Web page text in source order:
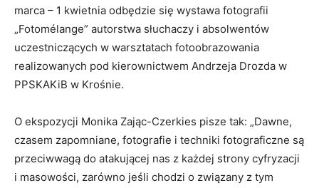
marca – 1 kwietnia odbędzie się wystawa fotografii
„Fotomélange” autorstwa słuchaczy i absolwentów
uczestniczących w warsztatach fotoobrazowania
realizowanych pod kierownictwem Andrzeja Drozda w
PPSKAKiB w Krośnie.
O ekspozycji Monika Zając-Czerkies pisze tak: „Dawne,
czasem zapomniane, fotografie i techniki fotograficzne są
przeciwwagą do atakującej nas z każdej strony cyfryzacji
i masowości, zarówno jeśli chodzi o związany z tym